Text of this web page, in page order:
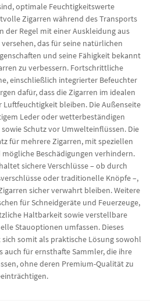
optimale Feuchtigkeitswerte
Zigarren während des Transports
der Regel mit einer Auskleidung aus
das für seine natürlichen
und seine Fähigkeit bekannt
zu verbessern. Fortschrittliche
einschließlich integrierter Befeuchter
dafür, dass die Zigarren im idealen
Luftfeuchtigkeit bleiben. Die Außenseite
Leder oder wetterbeständigen
Schutz vor Umwelteinflüssen. Die
für mehrere Zigarren, mit speziellen
mögliche Beschädigungen verhindern.
sichere Verschlüsse – ob durch
oder traditionelle Knöpfe –,
sicher verwahrt bleiben. Weitere
für Schneidgeräte und Feuerzeuge,
Haltbarkeit sowie verstellbare
Stauoptionen umfassen. Dieses
somit als praktische Lösung sowohl
auch für ernsthafte Sammler, die ihre
ohne deren Premium-Qualität zu